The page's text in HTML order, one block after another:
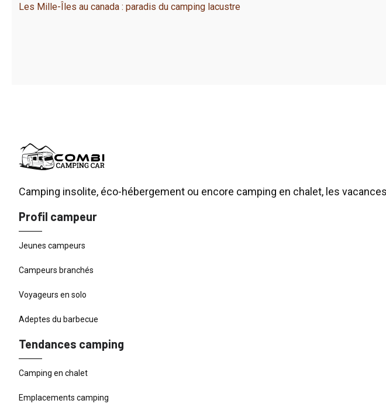
Les Mille-Îles au canada : paradis du camping lacustre
Camping insolite, éco-hébergement ou encore camping en chalet, les
Profil campeur
Jeunes campeurs
Campeurs branchés
Voyageurs en solo
Adeptes du barbecue
Tendances camping
Camping en chalet
Emplacements camping